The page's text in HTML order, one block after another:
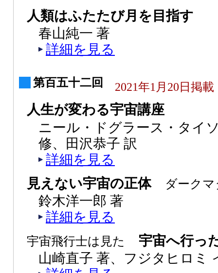
人類はふたたび月を目指す
春山純一 著
詳細を見る
第百五十二回 2021年1月20日掲載
人生が変わる宇宙講座
ニール・ドグラース・タイ
修、田沢恭子 訳
詳細を見る
見えない宇宙の正体
ダーク
鈴木洋一郎 著
詳細を見る
宇宙飛行士は見た
宇宙へ行っ
山崎直子 著、フジタヒロミ